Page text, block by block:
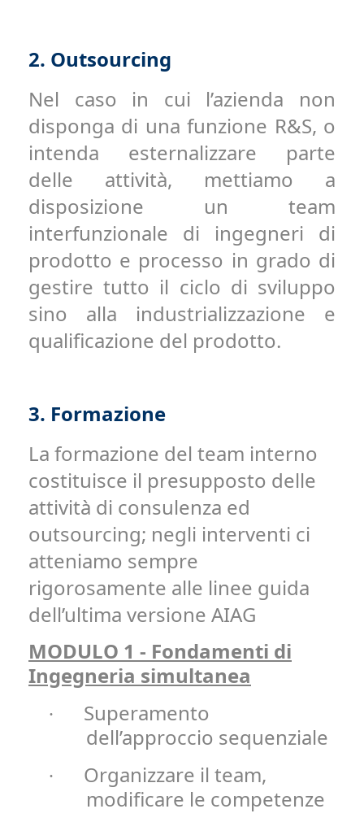
2. Outsourcing
Nel caso in cui l’azienda non
disponga di una funzione R&S, o
intenda esternalizzare parte
delle attività, mettiamo a
disposizione un team
interfunzionale di ingegneri di
prodotto e processo in grado di
gestire tutto il ciclo di sviluppo
sino alla industrializzazione e
qualificazione del prodotto.
3. Formazione
La formazione del team interno
costituisce il presupposto delle
attività di consulenza ed
outsourcing; negli interventi ci
atteniamo sempre
rigorosamente alle linee guida
dell’ultima versione AIAG
MODULO 1 - Fondamenti di
Ingegneria simultanea
·
Superamento
dell’approccio sequenziale
·
Organizzare il team,
modificare le competenze